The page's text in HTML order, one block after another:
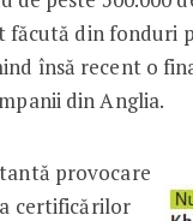
făcută din fonduri
însă recent o
din Anglia.
provocare
certificărilor